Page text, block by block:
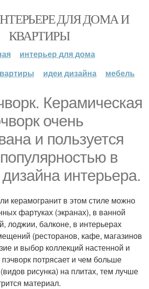
ДЛЯ ДОМА И
КВАРТИРЫ
интерьер для дома
идеи дизайна мебель
Керамическая
очень
и пользуется
в
интерьера.
керамогранит в этом стиле можно
фартуках (экранах), в ванной
лоджии, балконе, в интерьерах
(ресторанов, кафе, магазинов
и выбор коллекций настенной и
потрясает и чем больше
рисунка) на плитах, тем лучше
материал.